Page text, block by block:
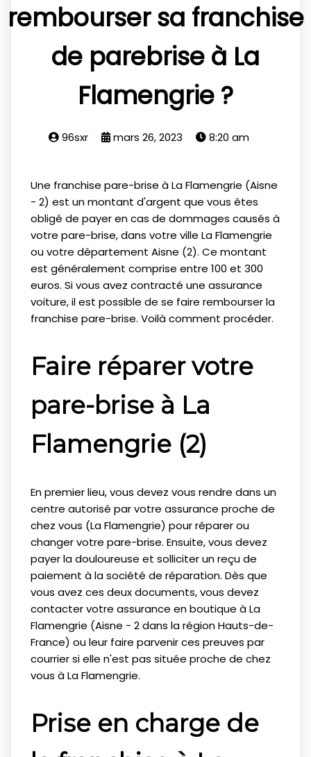
rembourser sa franchise
de parebrise à La
Flamengrie ?
96sxr mars 26, 2023 8:20 am
Une franchise pare-brise à La Flamengrie (Aisne
- 2) est un montant d'argent que vous êtes
obligé de payer en cas de dommages causés à
votre pare-brise, dans votre ville La Flamengrie
ou votre département Aisne (2). Ce montant
est généralement comprise entre 100 et 300
euros. Si vous avez contracté une assurance
voiture, il est possible de se faire rembourser la
franchise pare-brise. Voilà comment procéder.
Faire réparer votre
pare-brise à La
Flamengrie (2)
En premier lieu, vous devez vous rendre dans un
centre autorisé par votre assurance proche de
chez vous (La Flamengrie) pour réparer ou
changer votre pare-brise. Ensuite, vous devez
payer la douloureuse et solliciter un reçu de
paiement à la société de réparation. Dès que
vous avez ces deux documents, vous devez
contacter votre assurance en boutique à La
Flamengrie (Aisne - 2 dans la région Hauts-de-
France) ou leur faire parvenir ces preuves par
courrier si elle n'est pas située proche de chez
vous à La Flamengrie.
Prise en charge de